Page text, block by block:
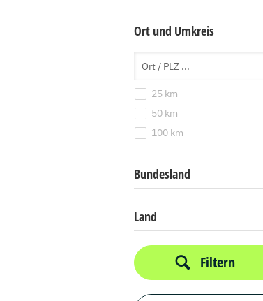
Ort und Umkreis
25 km
50 km
100 km
Bundesland
Land
Filtern